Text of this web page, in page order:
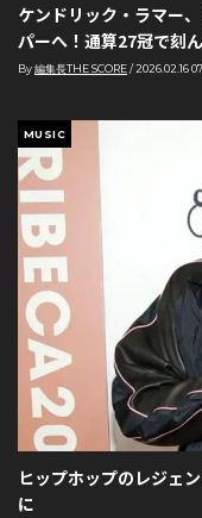
ケンドリック・ラマー
パーへ！通算27冠で刻
By編集長THE SCORE/2026.02.16
MUSIC
ヒップホップのレジェ
に